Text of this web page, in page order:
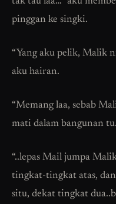
pinggan ke singki.
“Yang aku pelik, Malik
aku hairan.
“Memang laa, sebab
mati dalam bangunan
“..lepas Mail jumpa
tingkat-tingkat atas,
situ, dekat tingkat